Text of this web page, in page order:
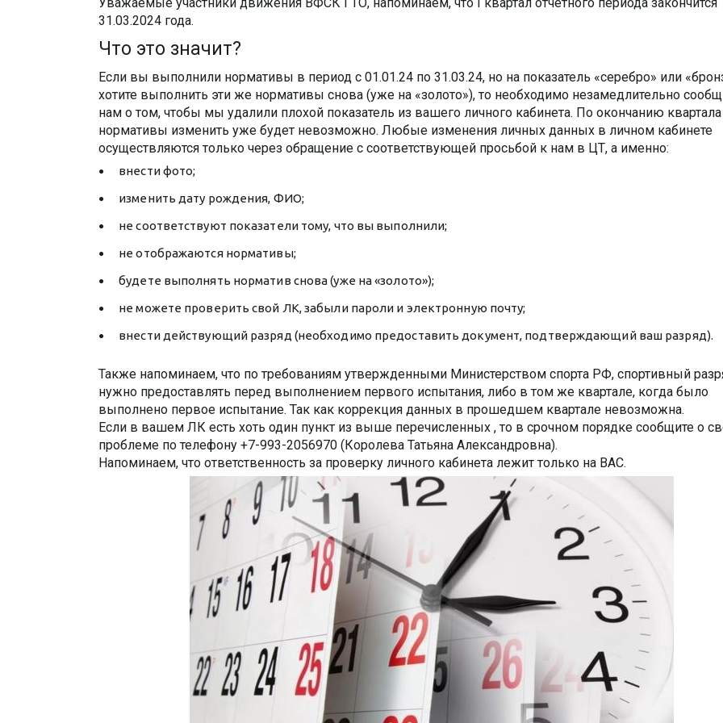
31.03.2024 года.
Что это значит?
Если вы выполнили нормативы в период с 01.01.24 по 31.03.24, но на показатель «серебро» или
хотите выполнить эти же нормативы снова (уже на «золото»), то необходимо незамедлительно
нам о том, чтобы мы удалили плохой показатель из вашего личного кабинета. По окончанию квартала
нормативы изменить уже будет невозможно. Любые изменения личных данных в личном кабинете
осуществляются только через обращение с соответствующей просьбой к нам в ЦТ, а именно:
внести фото;
изменить дату рождения, ФИО;
не соответствуют показатели тому, что вы выполнили;
не отображаются нормативы;
будете выполнять норматив снова (уже на «золото»);
не можете проверить свой ЛК, забыли пароли и электронную почту;
внести действующий разряд (необходимо предоставить документ, подтверждающий ваш разряд).
Также напоминаем, что по требованиям утвержденными Министерством спорта РФ, спортивный
нужно предоставлять перед выполнением первого испытания, либо в том же квартале, когда было
выполнено первое испытание. Так как коррекция данных в прошедшем квартале невозможна.
Если в вашем ЛК есть хоть один пункт из выше перечисленных , то в срочном порядке сообщите о
проблеме по телефону +7-993-2056970 (Королева Татьяна Александровна).
Напоминаем, что ответственность за проверку личного кабинета лежит только на ВАС.